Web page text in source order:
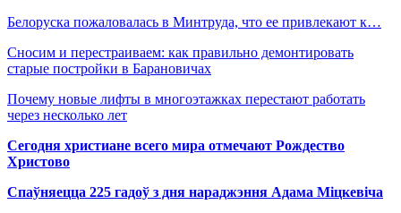
Белоруска пожаловалась в Минтруда, что ее привлекают к…
Сносим и перестраиваем: как правильно демонтировать
старые постройки в Барановичах
Почему новые лифты в многоэтажках перестают работать
через несколько лет
Сегодня христиане всего мира отмечают Рождество
Христово
Спаўняецца 225 гадоў з дня нараджэння Адама Міцкевіча